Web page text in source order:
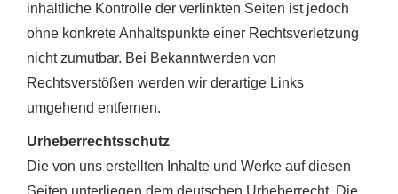
inhaltliche Kontrolle der verlinkten Seiten ist jedoch
ohne konkrete Anhaltspunkte einer Rechtsverletzung
nicht zumutbar. Bei Bekanntwerden von
Rechtsverstößen werden wir derartige Links
umgehend entfernen.
Urheberrechtsschutz
Die von uns erstellten Inhalte und Werke auf diesen
Seiten unterliegen dem deutschen Urheberrecht. Die